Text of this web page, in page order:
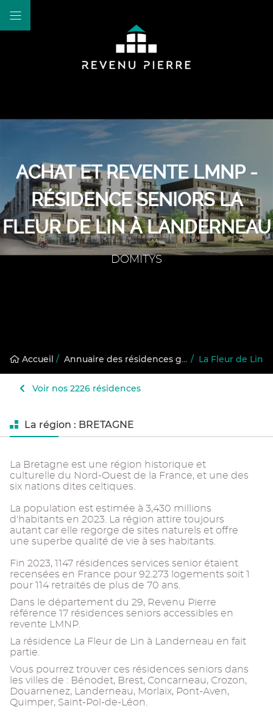
ACHAT ET REVENTE LMNP -
RÉSIDENCE SENIORS LA
FLEUR DE LIN À LANDERNEAU
DOMITYS
Accueil / Annuaire des résidences gérées / La Fleur de Lin
Voir nos 2226 résidences
La région : BRETAGNE
La Bretagne est une région historique et
culturelle du Nord-Ouest de la France, et une des
six nations dites celtiques.
La population est estimée à 3,430 millions
d'habitants en 2023. La région attire toujours
autant car elle regorge de sites naturels et offre
une superbe qualité de vie à ses habitants.
Fin 2023, 1147 résidences services senior étaient
recensées en France pour 92.273 logements soit 1
pour 114 retraités de plus de 70 ans.
Dans le département du 29, Revenu Pierre
référence 17 résidences seniors accessibles en
revente LMNP.
La résidence La Fleur de Lin à Landerneau en fait
partie.
Vous pourrez trouver ces résidences seniors dans
les villes de : Bénodet, Brest, Concarneau, Crozon,
Douarnenez, Landerneau, Morlaix, Pont-Aven,
Quimper, Saint-Pol-de-Léon.